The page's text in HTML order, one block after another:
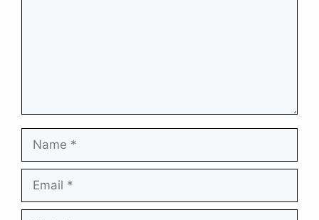
Name
Email